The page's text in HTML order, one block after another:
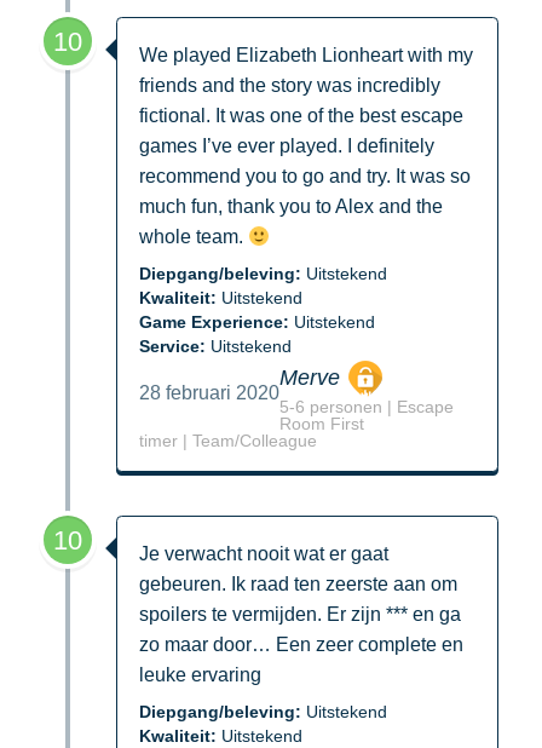
10
We played Elizabeth Lionheart with my
friends and the story was incredibly
fictional. It was one of the best escape
games I’ve ever played. I definitely
recommend you to go and try. It was so
much fun, thank you to Alex and the
whole team.
Diepgang/beleving: Uitstekend
Kwaliteit: Uitstekend
Game Experience: Uitstekend
Service: Uitstekend
28 februari 2020
Merve
5-6 personen | Escape
Room First
timer | Team/Colleague
10
Je verwacht nooit wat er gaat
gebeuren. Ik raad ten zeerste aan om
spoilers te vermijden. Er zijn *** en ga
zo maar door… Een zeer complete en
leuke ervaring
Diepgang/beleving: Uitstekend
Kwaliteit: Uitstekend